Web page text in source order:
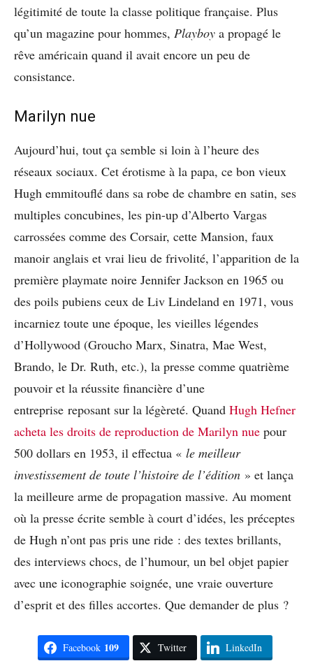
légitimité de toute la classe politique française. Plus
qu’un magazine pour hommes, Playboy a propagé le
rêve américain quand il avait encore un peu de
consistance.
Marilyn nue
Aujourd’hui, tout ça semble si loin à l’heure des
réseaux sociaux. Cet érotisme à la papa, ce bon vieux
Hugh emmitouflé dans sa robe de chambre en satin, ses
multiples concubines, les pin-up d’Alberto Vargas
carrossées comme des Corsair, cette Mansion, faux
manoir anglais et vrai lieu de frivolité, l’apparition de la
première playmate noire Jennifer Jackson en 1965 ou
des poils pubiens ceux de Liv Lindeland en 1971, vous
incarniez toute une époque, les vieilles légendes
d’Hollywood (Groucho Marx, Sinatra, Mae West,
Brando, le Dr. Ruth, etc.), la presse comme quatrième
pouvoir et la réussite financière d’une
entreprise reposant sur la légèreté. Quand Hugh Hefner
acheta les droits de reproduction de Marilyn nue pour
500 dollars en 1953, il effectua « le meilleur
investissement de toute l’histoire de l’édition » et lança
la meilleure arme de propagation massive. Au moment
où la presse écrite semble à court d’idées, les préceptes
de Hugh n’ont pas pris une ride : des textes brillants,
des interviews chocs, de l’humour, un bel objet papier
avec une iconographie soignée, une vraie ouverture
d’esprit et des filles accortes. Que demander de plus ?
Facebook 109 Twitter LinkedIn